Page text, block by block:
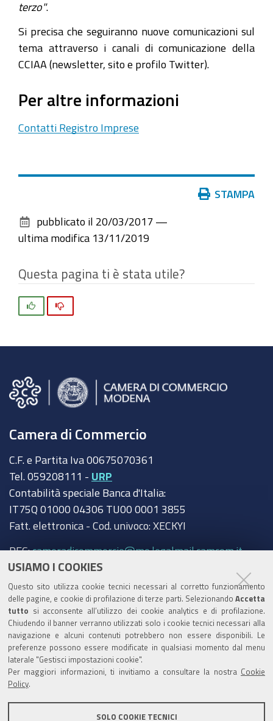
USIAMO I COOKIES
Questo sito utilizza cookie tecnici necessari al corretto funzionamento
delle pagine, e cookie di profilazione di terze parti. Selezionando Accetta
tutto si acconsente all’utilizzo dei cookie analytics e di profilazione.
Chiudendo il banner verranno utilizzati solo i cookie tecnici necessari alla
navigazione e alcuni contenuti potrebbero non essere disponibili. Le
preferenze possono essere modificate in qualsiasi momento dal menu
laterale "Gestisci impostazioni cookie".
Per maggiori informazioni, ti invitiamo a consultare la nostra Cookie
Policy
SOLO COOKIE TECNICI
terzo".
Si precisa che seguiranno nuove comunicazioni sul
tema attraverso i canali di comunicazione della
CCIAA (newsletter, sito e profilo Twitter).
Per altre informazioni
Contatti Registro Imprese
documento
STAMPA
pubblicato il 20/03/2017 —
ultima modifica 13/11/2019
Questa pagina ti è stata utile?
Camera di Commercio
C.F. e Partita Iva 00675070361
Tel. 059208111 - URP
Contabilità speciale Banca d'Italia:
IT75Q 01000 04306 TU00 0001 3855
Fatt. elettronica - Cod. univoco: XECKYI
PEC:cameradicommercio@mo.legalmail.camcom.it
Amministrazione trasparente
Albo Camerale
Pubblicità Legale
Area riservata Amministratori